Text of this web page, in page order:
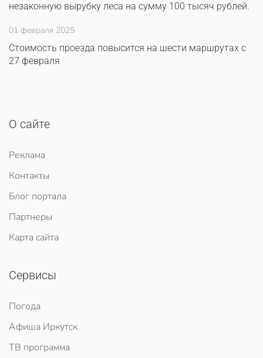
незаконную вырубку леса на сумму 100 тысяч рублей.
01 февраля 2025
Стоимость проезда повысится на шести маршрутах с
27 февраля
О сайте
Реклама
Контакты
Блог портала
Партнеры
Карта сайта
Сервисы
Погода
Афиша Иркутск
ТВ программа